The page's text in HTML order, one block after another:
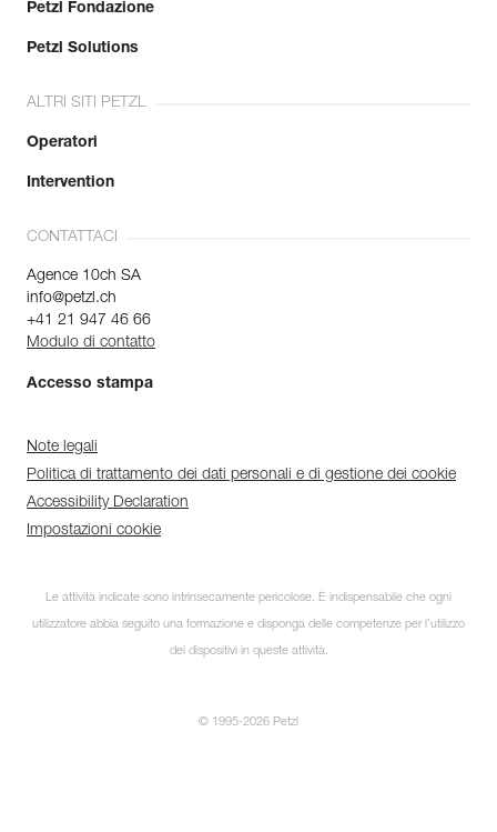
Petzl Fondazione
Petzl Solutions
ALTRI SITI PETZL
Operatori
Intervention
CONTATTACI
Agence 10ch SA
info@petzl.ch
+41 21 947 46 66
Modulo di contatto
Accesso stampa
Note legali
Politica di trattamento dei dati personali e di gestione dei cookie
Accessibility Declaration
Impostazioni cookie
Le attività indicate sono intrinsecamente pericolose. È indispensabile che ogni
utilizzatore abbia seguito una formazione e disponga delle competenze per l’utilizzo
dei dispositivi in queste attività.
© 1995-2026 Petzl